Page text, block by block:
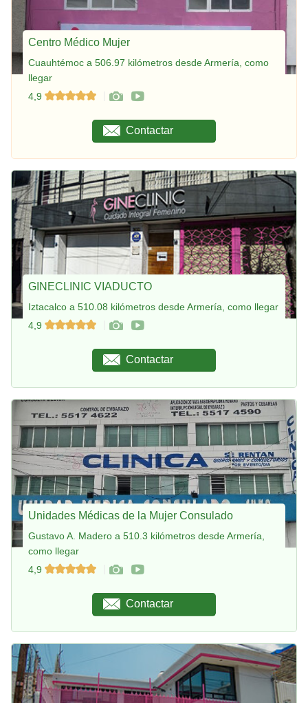
Centro Médico Mujer
Cuauhtémoc a 506.97 kilómetros desde Armería, como
llegar
4,9
Contactar
GINECLINIC VIADUCTO
Iztacalco a 510.08 kilómetros desde Armería, como llegar
4,9
Contactar
Unidades Médicas de la Mujer Consulado
Gustavo A. Madero a 510.3 kilómetros desde Armería,
como llegar
4,9
Contactar